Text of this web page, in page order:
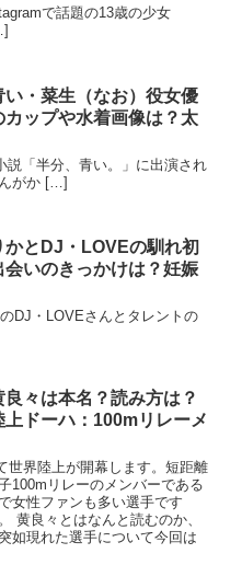
で話題の13歳の少女
い・菜生（なお）役女優
カップや水着画像は？太
説「半分、青い。」に出演され
がか […]
かとDJ・LOVEの馴れ初
会いのきっかけは？妊娠
DJ・LOVEさんとタレントの
良々は本名？読み方は？
上ドーハ：100mリレーメ
世界陸上が開幕します。短距離
100mリレーのメンバーである
女性ファンも多い選手です
黄良々とはなんと読むのか、
如現れた選手について今回は